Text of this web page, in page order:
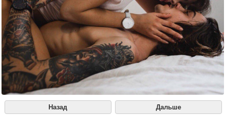
Назад Дальше